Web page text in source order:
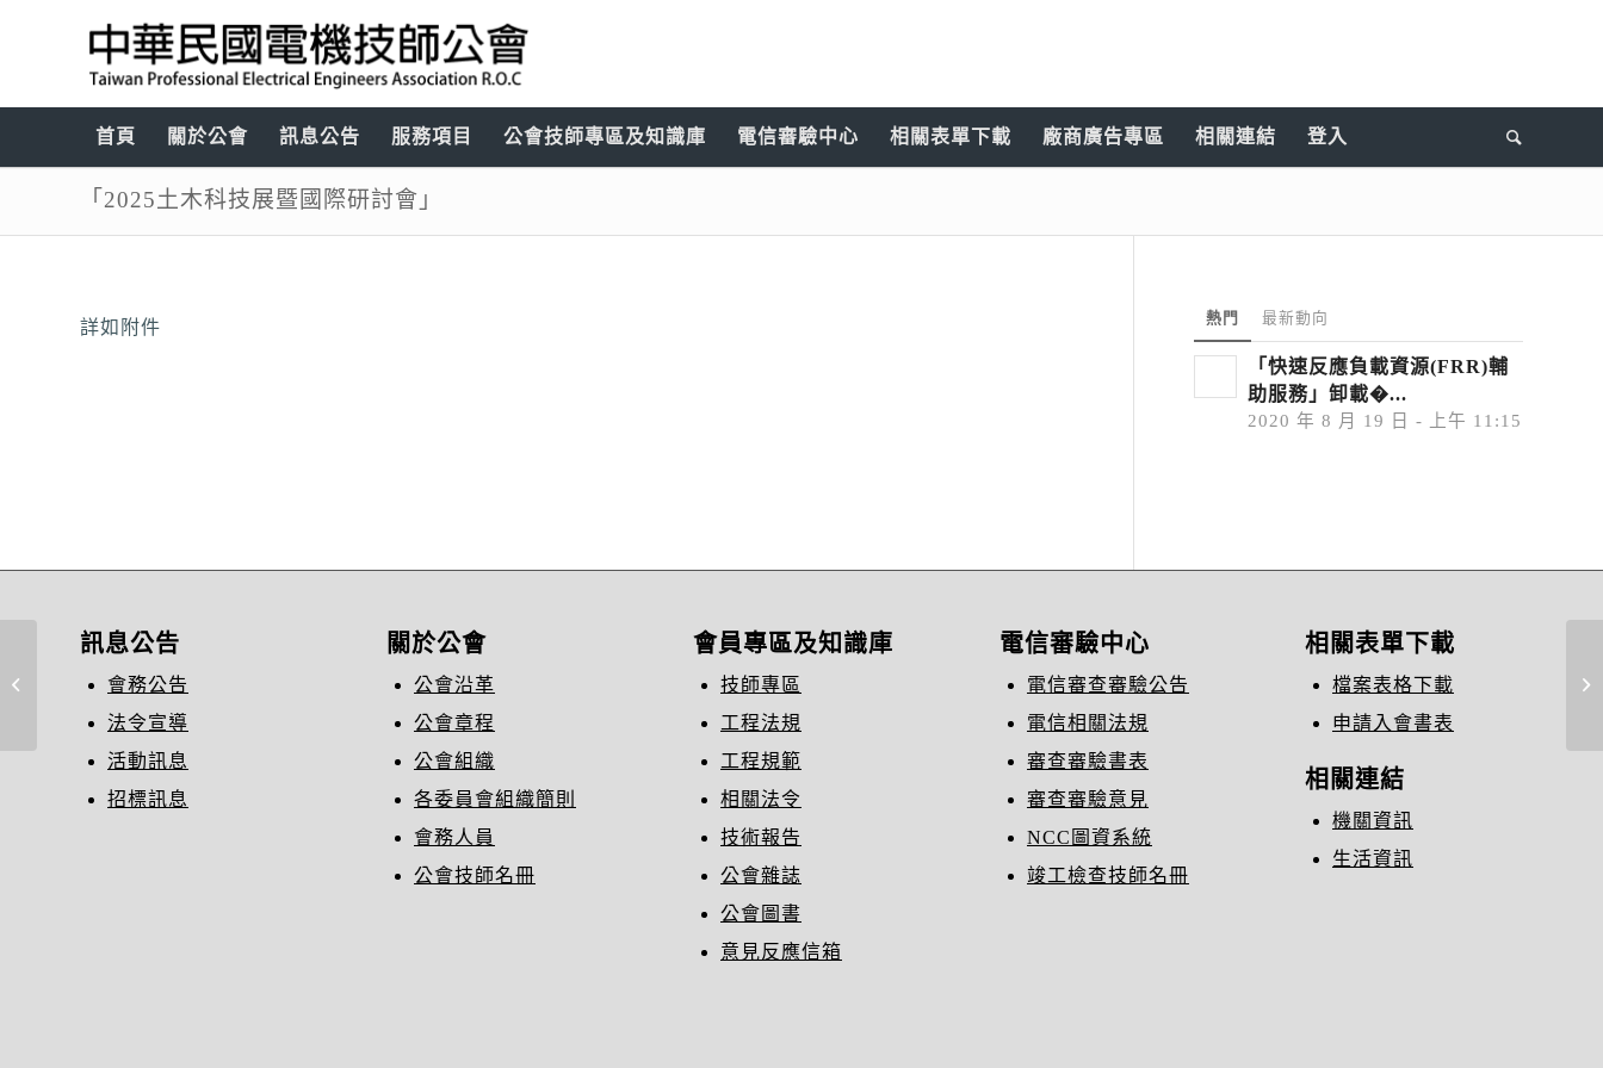
首頁 關於公會 訊息公告 服務項目 公會技師專區及知識庫 電信審驗中心 相關表單下載 廠商廣告專區 相關連結 登入
「2025土木科技展暨國際研討會」
詳如附件 熱門 最新動向
「快速反應負載資源(FRR)輔
助服務」卸載�...
2020 年 8 月 19 日 - 上午 11:15
訊息公告
會務公告
法令宣導
活動訊息
招標訊息
關於公會
公會沿革
公會章程
公會組織
各委員會組織簡則
會務人員
公會技師名冊
會員專區及知識庫
技師專區
工程法規
工程規範
相關法令
技術報告
公會雜誌
公會圖書
意見反應信箱
電信審驗中心
電信審查審驗公告
電信相關法規
審查審驗書表
審查審驗意見
NCC圖資系統
竣工檢查技師名冊
相關表單下載
檔案表格下載
申請入會書表
相關連結
機關資訊
生活資訊
檢送「電動車輛公共充換電設備設
置安全及營運管理指引...